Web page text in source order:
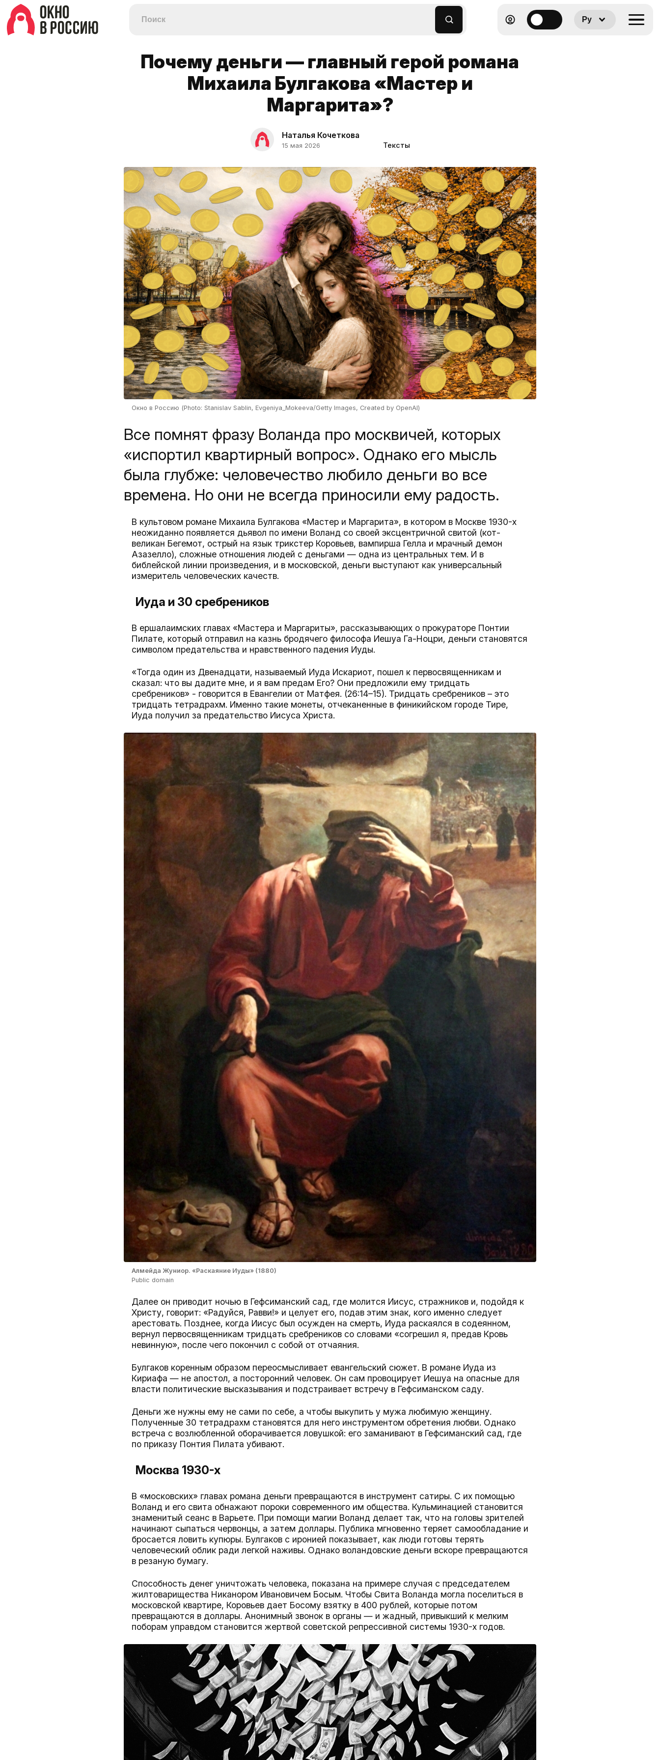
Ру
Почему деньги — главный герой романа
Михаила Булгакова «Мастер и
Маргарита»?
Наталья Кочеткова
15 мая 2026 Тексты
Окно в Россию (Photo: Stanislav Sablin, Evgeniya_Mokeeva/Getty Images, Created by OpenAI)
Все помнят фразу Воланда про москвичей, которых
«испортил квартирный вопрос». Однако его мысль
была глубже: человечество любило деньги во все
времена. Но они не всегда приносили ему радость.
В культовом романе Михаила Булгакова «Мастер и Маргарита», в котором в Москве 1930-х
неожиданно появляется дьявол по имени Воланд со своей эксцентричной свитой (кот-
великан Бегемот, острый на язык трикстер Коровьев, вампирша Гелла и мрачный демон
Азазелло), сложные отношения людей с деньгами — одна из центральных тем. И в
библейской линии произведения, и в московской, деньги выступают как универсальный
измеритель человеческих качеств.
Иуда и 30 сребреников
В ершалаимских главах «Мастера и Маргариты», рассказывающих о прокураторе Понтии
Пилате, который отправил на казнь бродячего философа Иешуа Га-Ноцри, деньги становятся
символом предательства и нравственного падения Иуды.
«Тогда один из Двенадцати, называемый Иуда Искариот, пошел к первосвященникам и
сказал: что вы дадите мне, и я вам предам Его? Они предложили ему тридцать
сребреников» - говорится в Евангелии от Матфея. (26:14–15). Тридцать сребреников – это
тридцать тетрадрахм. Именно такие монеты, отчеканенные в финикийском городе Тире,
Иуда получил за предательство Иисуса Христа.
Алмейда Жуниор. «Раскаяние Иуды» (1880)
Public domain
Далее он приводит ночью в Гефсиманский сад, где молится Иисус, стражников и, подойдя к
Христу, говорит: «Радуйся, Равви!» и целует его, подав этим знак, кого именно следует
арестовать. Позднее, когда Иисус был осужден на смерть, Иуда раскаялся в содеянном,
вернул первосвященникам тридцать сребреников со словами «согрешил я, предав Кровь
невинную», после чего покончил с собой от отчаяния.
Булгаков коренным образом переосмысливает евангельский сюжет. В романе Иуда из
Кириафа — не апостол, а посторонний человек. Он сам провоцирует Иешуа на опасные для
власти политические высказывания и подстраивает встречу в Гефсиманском саду.
Деньги же нужны ему не сами по себе, а чтобы выкупить у мужа любимую женщину.
Полученные 30 тетрадрахм становятся для него инструментом обретения любви. Однако
встреча с возлюбленной оборачивается ловушкой: его заманивают в Гефсиманский сад, где
по приказу Понтия Пилата убивают.
Москва 1930-х
В «московских» главах романа деньги превращаются в инструмент сатиры. С их помощью
Воланд и его свита обнажают пороки современного им общества. Кульминацией становится
знаменитый сеанс в Варьете. При помощи магии Воланд делает так, что на головы зрителей
начинают сыпаться червонцы, а затем доллары. Публика мгновенно теряет самообладание и
бросается ловить купюры. Булгаков с иронией показывает, как люди готовы терять
человеческий облик ради легкой наживы. Однако воландовские деньги вскоре превращаются
в резаную бумагу.
Способность денег уничтожать человека, показана на примере случая с председателем
жилтоварищества Никанором Ивановичем Босым. Чтобы Свита Воланда могла поселиться в
московской квартире, Коровьев дает Босому взятку в 400 рублей, которые потом
превращаются в доллары. Анонимный звонок в органы — и жадный, привыкший к мелким
поборам управдом становится жертвой советской репрессивной системы 1930-х годов.